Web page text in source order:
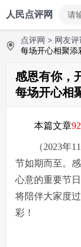
人民点评网
点评网 > 网友评
每场开心相聚添
感恩有你，
每场开心相
本篇文章
（2023年
节如期而至。
心意的重要节
将陪伴大家度
彩！